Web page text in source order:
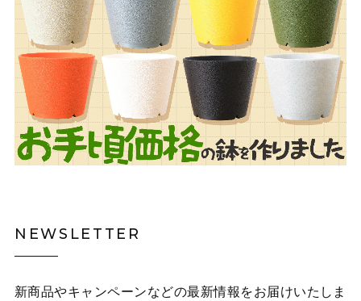
NEWSLETTER
新商品やキャンペーンなどの最新情報をお届けいたしま